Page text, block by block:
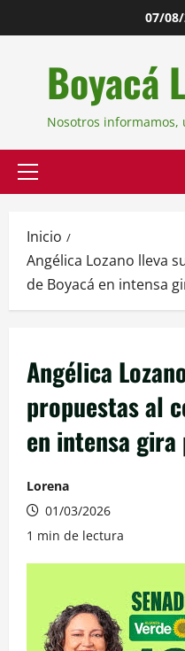
07/
Boyacá
Nosotros
Inicio
Angélica Lozano lleva
de Boyacá en intensa
Angélica
propuestas al
en intensa gira
Lorena
01/03/2026
1 min de lectura